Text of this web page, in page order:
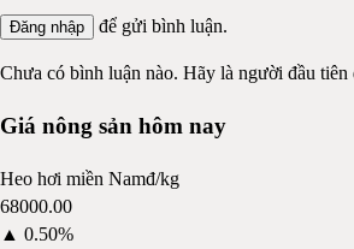
Đăng nhập để gửi bình luận.
Chưa có bình luận nào. Hãy là người đầu tiên
Giá nông sản hôm nay
Heo hơi miền Namđ/kg
68000.00
▲ 0.50%